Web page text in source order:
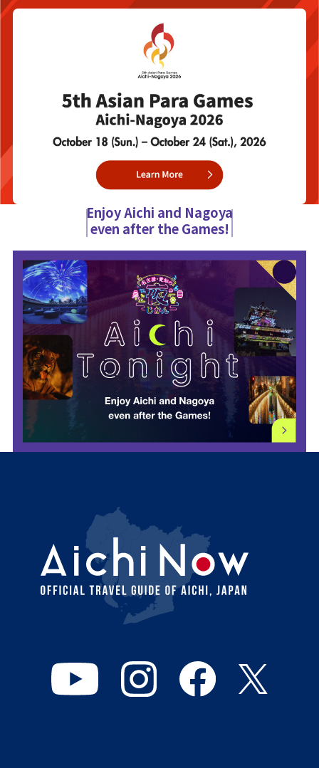
Enjoy Aichi and Nagoya
even after the Games!